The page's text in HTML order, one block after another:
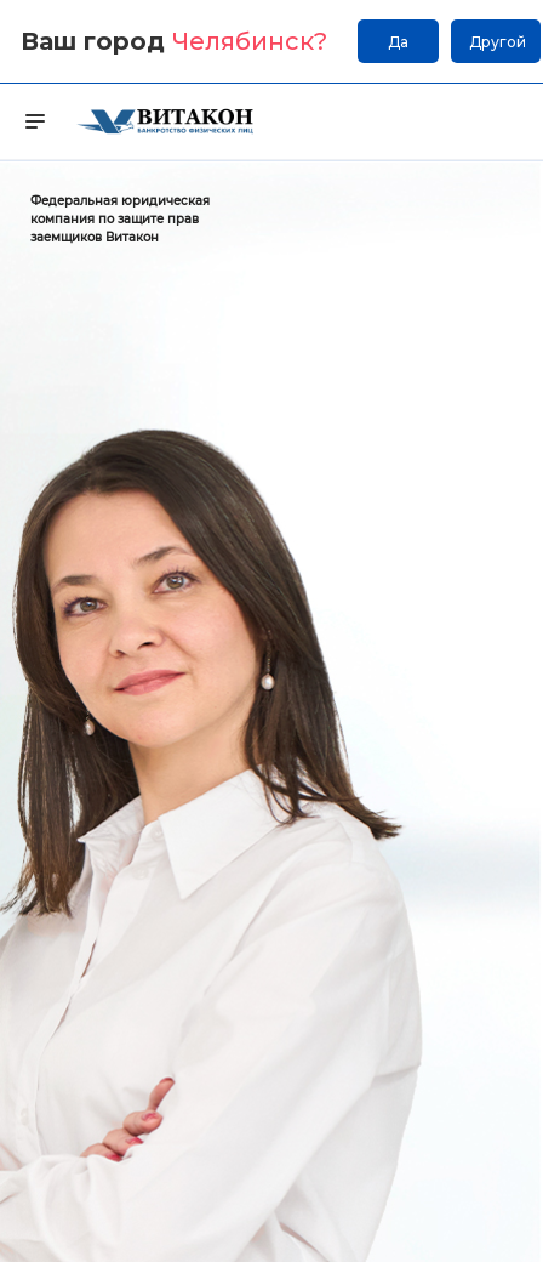
Ваш город Челябинск? Да Другой
Федеральная юридическая
компания по защите прав
заемщиков Витакон